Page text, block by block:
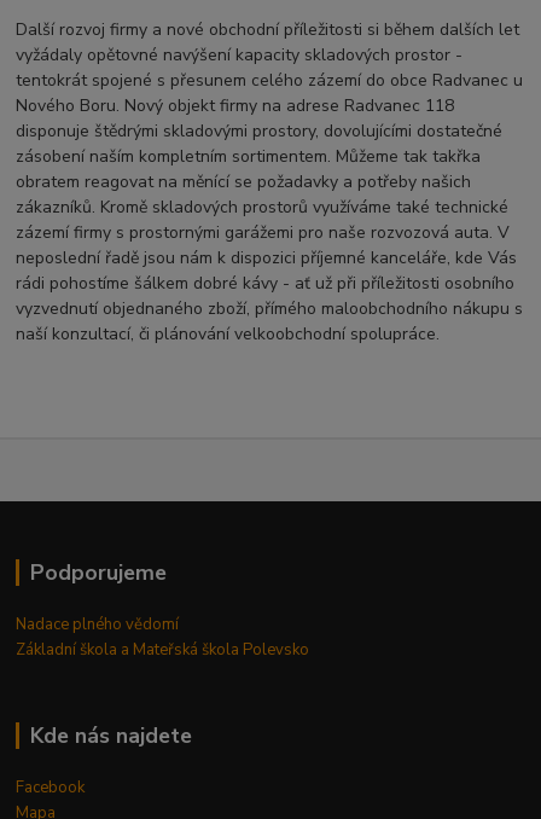
Další rozvoj firmy a nové obchodní příležitosti si během dalších let
vyžádaly opětovné navýšení kapacity skladových prostor -
tentokrát spojené s přesunem celého zázemí do obce Radvanec u
Nového Boru. Nový objekt firmy na adrese Radvanec 118
disponuje štědrými skladovými prostory, dovolujícími dostatečné
zásobení naším kompletním sortimentem. Můžeme tak takřka
obratem reagovat na měnící se požadavky a potřeby našich
zákazníků. Kromě skladových prostorů využíváme také technické
zázemí firmy s prostornými garážemi pro naše rozvozová auta. V
neposlední řadě jsou nám k dispozici příjemné kanceláře, kde Vás
rádi pohostíme šálkem dobré kávy - ať už při příležitosti osobního
vyzvednutí objednaného zboží, přímého maloobchodního nákupu s
naší konzultací, či plánování velkoobchodní spolupráce.
Podporujeme
Nadace plného vědomí
Základní škola a Mateřská škola Polevsko
Kde nás najdete
Facebook
Mapa